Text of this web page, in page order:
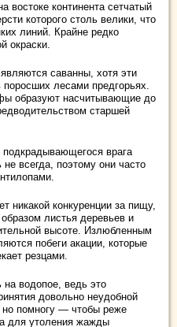
востоке континента сетчатый
которого столь велики, что
линий. Крайне редко
окраски.
саванны, хотя эти
поросших лесами предгорьях.
образуют насчитывающие до
старшей
подкрадывающегося врага
всегда, поэтому они часто
никакой конкуренции за пищу,
листья деревьев и
высоте. Излюбленным
побеги акации, которые
резцами.
водопое, ведь это
довольно неудобной
но помногу — чтобы реже
для утоления жажды